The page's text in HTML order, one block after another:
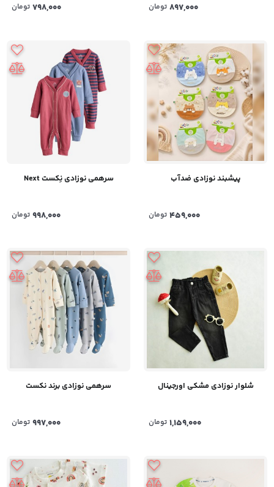
897,000 تومان 798,000 تومان
پیشبند نوزادی ضدآب
459,000 تومان
سرهمی نوزادی نِکست Next
998,000 تومان
شلوار نوزادی مشکی اورجینال
1,159,000 تومان
سرهمی نوزادی برند نکست
997,000 تومان